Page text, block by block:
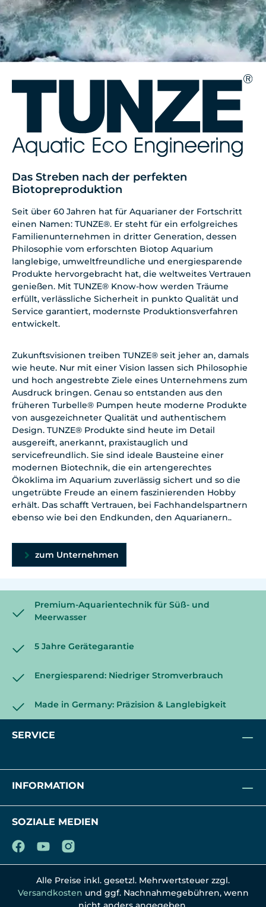
Das Streben nach der perfekten
Biotopreproduktion
Seit über 60 Jahren hat für Aquarianer der Fortschritt
einen Namen: TUNZE®. Er steht für ein erfolgreiches
Familienunternehmen in dritter Generation, dessen
Philosophie vom erforschten Biotop Aquarium
langlebige, umweltfreundliche und energiesparende
Produkte hervorgebracht hat, die weltweites Vertrauen
genießen. Mit TUNZE® Know-how werden Träume
erfüllt, verlässliche Sicherheit in punkto Qualität und
Service garantiert, modernste Produktionsverfahren
entwickelt.
Zukunftsvisionen treiben TUNZE® seit jeher an, damals
wie heute. Nur mit einer Vision lassen sich Philosophie
und hoch angestrebte Ziele eines Unternehmens zum
Ausdruck bringen. Genau so entstanden aus den
früheren Turbelle® Pumpen heute moderne Produkte
von ausgezeichneter Qualität und authentischem
Design. TUNZE® Produkte sind heute im Detail
ausgereift, anerkannt, praxistauglich und
servicefreundlich. Sie sind ideale Bausteine einer
modernen Biotechnik, die ein artengerechtes
Ökoklima im Aquarium zuverlässig sichert und so die
ungetrübte Freude an einem faszinierenden Hobby
erhält. Das schafft Vertrauen, bei Fachhandelspartnern
ebenso wie bei den Endkunden, den Aquarianern..
zum Unternehmen
Premium-Aquarientechnik für Süß- und
Meerwasser
5 Jahre Gerätegarantie
Energiesparend: Niedriger Stromverbrauch
Made in Germany: Präzision & Langlebigkeit
SERVICE
INFORMATION
SOZIALE MEDIEN
Alle Preise inkl. gesetzl. Mehrwertsteuer zzgl.
Versandkosten und ggf. Nachnahmegebühren, wenn